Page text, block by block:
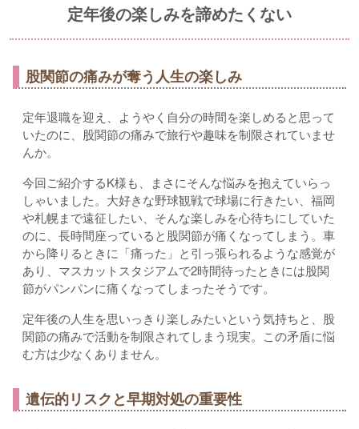
定年後の楽しみを諦めたくない
股関節の痛みが奪う人生の楽しみ
定年退職を迎え、ようやく自分の時間を楽しめると思って
いたのに、股関節の痛みで旅行や趣味を制限されていませ
んか。
今回ご紹介するK様も、まさにそんな悩みを抱えていらっ
しゃいました。大好きな野球観戦で球場に行きたい、福岡
や札幌まで遠征したい、そんな楽しみを心待ちにしていた
のに、長時間座っていると股関節が痛くなってしまう。車
から降りるときに「痛った」と引っ張られるような感覚が
あり、マスカットスタジアムで2時間待ったときには股関
節がパンパンに痛くなってしまったそうです。
定年後の人生を思いっきり楽しみたいという気持ちと、股
関節の痛みで活動を制限されてしまう現実。この矛盾に悩
む方は少なくありません。
遺伝的リスクと早期対処の重要性